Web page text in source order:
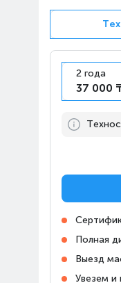
Алматы,
Сейфуллина,
Апорт-Молл
на
Казахстан,
проспект
147/127
Алматы,
2 года
37 000
Полная
Выезд
Увезем и